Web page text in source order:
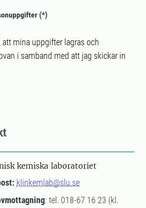
mina uppgifter lagras och
i samband med att jag skickar in
kemiska laboratoriet
klinkemlab@slu.se
: tel. 018-67 16 23 (kl.